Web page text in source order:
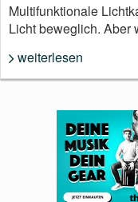
Multifunktionale
Licht beweglich. Aber
weiterlesen